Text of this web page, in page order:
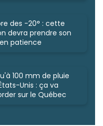
des -20° : cette
devra prendre son
patience
100 mm de pluie
Unis : ça va
sur le Québec